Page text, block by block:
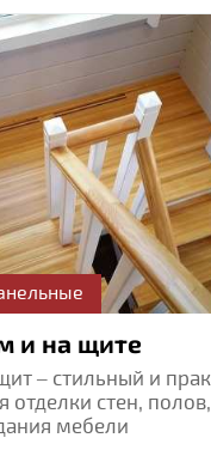
и на щите
– стильный и
отделки стен,
мебели